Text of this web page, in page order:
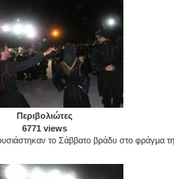
Περιβολιώτες
6771 views
το Σάββατο βράδυ στο φράγμα